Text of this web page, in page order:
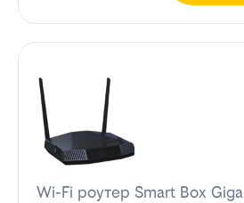
Wi-Fi роутер Smart Box Giga